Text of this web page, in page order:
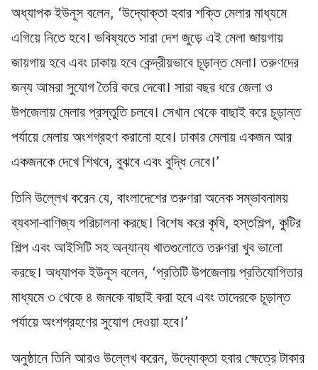
অধ্যাপক ইউনূস বলেন, ‘উদ্যোক্তা হবার শক্তি মেলার মাধ্যমে
এগিয়ে নিতে হবে। ভবিষ্যতে সারা দেশ জুড়ে এই মেলা জায়গায়
জায়গায় হবে এবং ঢাকায় হবে কেন্দ্রীয়ভাবে চূড়ান্ত মেলা। তরুণদের
জন্য আমরা সুযোগ তৈরি করে দেবো। সারা বছর ধরে জেলা ও
উপজেলায় মেলার প্রস্তুতি চলবে। সেখান থেকে বাছাই করে চূড়ান্ত
পর্যায়ে মেলায় অংশগ্রহণ করানো হবে। ঢাকার মেলায় একজন আর
একজনকে দেখে শিখবে, বুঝবে এবং বুদ্ধি নেবে।’
তিনি উল্লেখ করেন যে, বাংলাদেশের তরুণরা অনেক সম্ভাবনাময়
ব্যবসা-বাণিজ্য পরিচালনা করছে। বিশেষ করে কৃষি, হস্তশিল্প, কুটির
শিল্প এবং আইসিটি সহ অন্যান্য খাতগুলোতে তরুণরা খুব ভালো
করছে। অধ্যাপক ইউনূস বলেন, ‘প্রতিটি উপজেলায় প্রতিযোগিতার
মাধ্যমে ৩ থেকে ৪ জনকে বাছাই করা হবে এবং তাদেরকে চূড়ান্ত
পর্যায়ে অংশগ্রহণের সুযোগ দেওয়া হবে।’
অনুষ্ঠানে তিনি আরও উল্লেখ করেন, উদ্যোক্তা হবার ক্ষেত্রে টাকার